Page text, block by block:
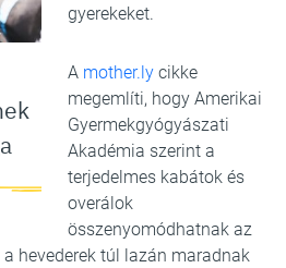
gyerekeket.
A mother.ly cikke
megemlíti, hogy Amerikai
Gyermekgyógyászati ​​
Akadémia szerint a
terjedelmes kabátok és
overálok
összenyomódhatnak az
hevederek túl lazán maradnak